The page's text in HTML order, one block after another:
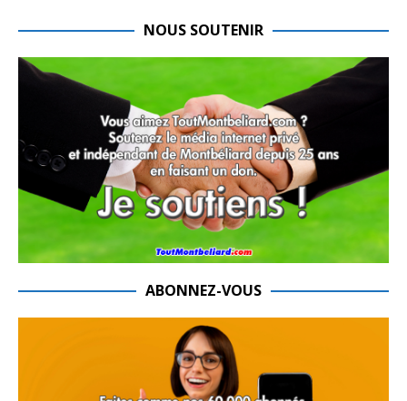
NOUS SOUTENIR
ABONNEZ-VOUS